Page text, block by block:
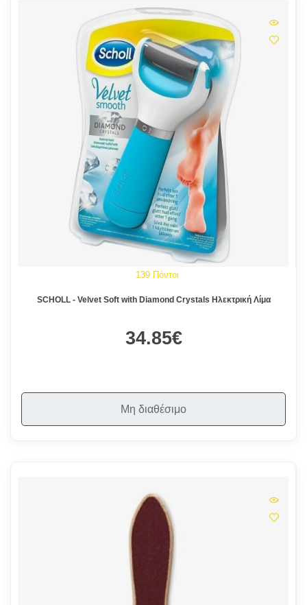
139 Πόντοι
SCHOLL - Velvet Soft with Diamond Crystals Ηλεκτρική Λίμα
34.85€
Μη διαθέσιμο